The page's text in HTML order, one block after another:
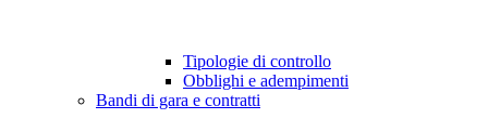
Tipologie di controllo
Obblighi e adempimenti
Bandi di gara e contratti